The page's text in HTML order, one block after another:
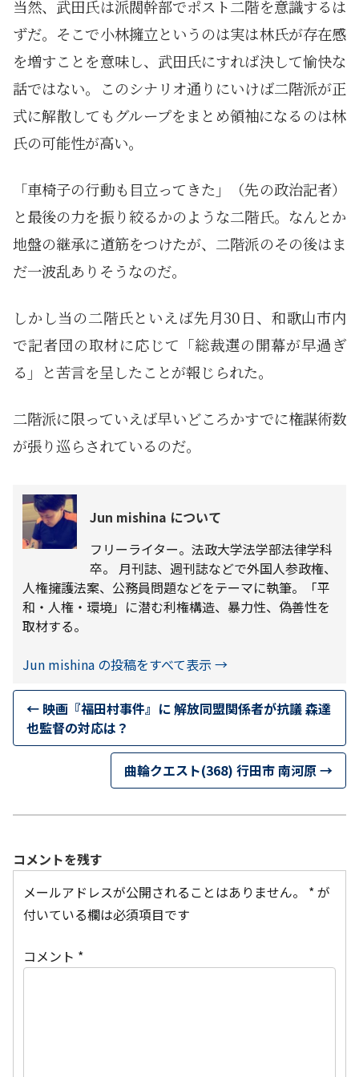
当然、武田氏は派閥幹部でポスト二階を意識するは
ずだ。そこで小林擁立というのは実は林氏が存在感
を増すことを意味し、武田氏にすれば決して愉快な
話ではない。このシナリオ通りにいけば二階派が正
式に解散してもグループをまとめ領袖になるのは林
氏の可能性が高い。
「車椅子の行動も目立ってきた」（先の政治記者）
と最後の力を振り絞るかのような二階氏。なんとか
地盤の継承に道筋をつけたが、二階派のその後はま
だ一波乱ありそうなのだ。
しかし当の二階氏といえば先月30日、和歌山市内
で記者団の取材に応じて「総裁選の開幕が早過ぎ
る」と苦言を呈したことが報じられた。
二階派に限っていえば早いどころかすでに権謀術数
が張り巡らされているのだ。
Jun mishina について
フリーライター。法政大学法学部法律学科
卒。 月刊誌、週刊誌などで外国人参政権、
人権擁護法案、公務員問題などをテーマに執筆。「平
和・人権・環境」に潜む利権構造、暴力性、偽善性を
取材する。
Jun mishina の投稿をすべて表示 →
← 映画『福田村事件』に 解放同盟関係者が抗議 森達
也監督の対応は？
曲輪クエスト(368) 行田市 南河原→
コメントを残す
メールアドレスが公開されることはありません。
*が
付いている欄は必須項目です
コメント *